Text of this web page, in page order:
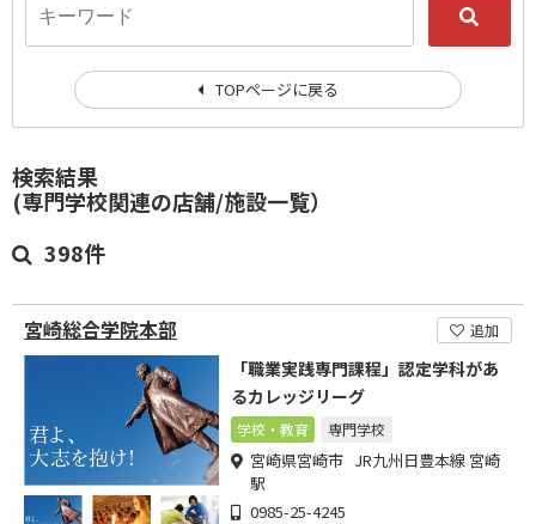
検索結果
(専門学校関連の店舗/施設一覧）
398件
宮崎総合学院本部 追加
「職業実践専門課程」認定学科があ
るカレッジリーグ
学校・教育 専門学校
宮崎県宮崎市 JR九州日豊本線 宮崎
駅
0985-25-4245
TOPページに戻る